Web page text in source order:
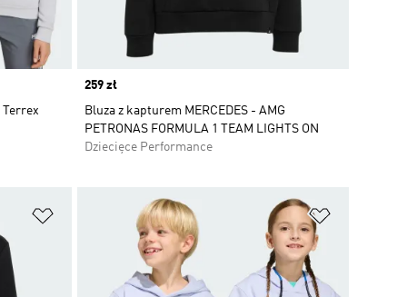
Price
259 zł
Bluza z kapturem MERCEDES - AMG
PETRONAS FORMULA 1 TEAM LIGHTS ON
Dziecięce Performance
Dodaj do listy życzeń